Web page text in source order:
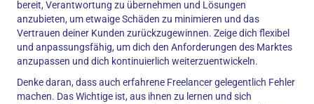
bereit, Verantwortung zu übernehmen und Lösungen
anzubieten, um etwaige Schäden zu minimieren und das
Vertrauen deiner Kunden zurückzugewinnen. Zeige dich flexibel
und anpassungsfähig, um dich den Anforderungen des Marktes
anzupassen und dich kontinuierlich weiterzuentwickeln.
Denke daran, dass auch erfahrene Freelancer gelegentlich Fehler
machen. Das Wichtige ist, aus ihnen zu lernen und sich